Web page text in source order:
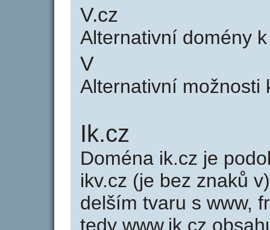
V.cz
Alternativní domény
V
Alternativní možnosti
Ik.cz
Doména ik.cz je
ikv.cz (je bez znaků
delším tvaru s www,
tedy www.ik.cz